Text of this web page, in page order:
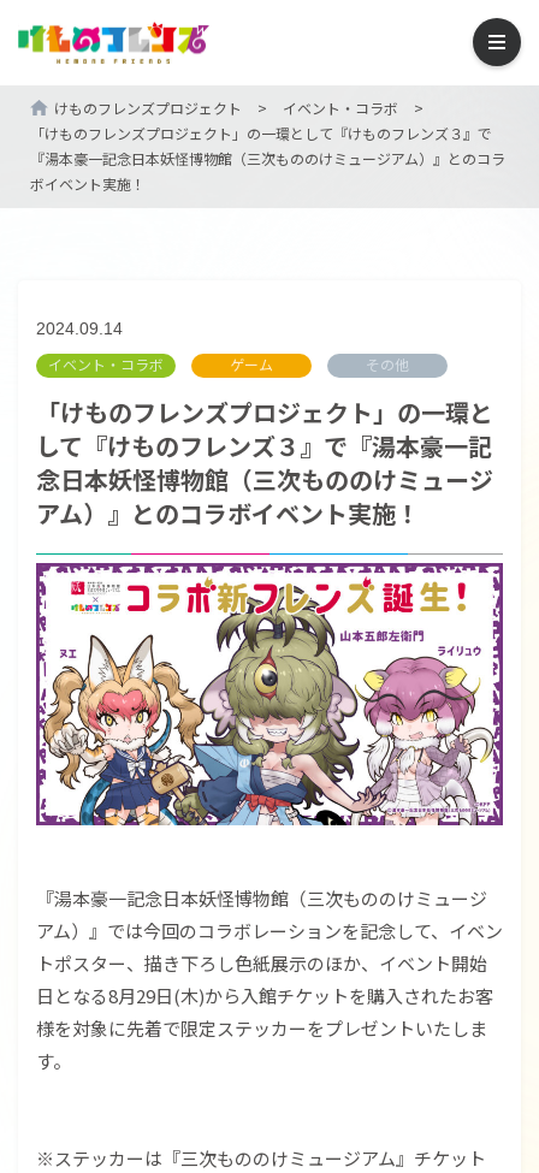
けものフレンズプロジェクト > イベント・コラボ
>
「けものフレンズプロジェクト」の一環として『けものフレンズ３』で
『湯本豪一記念日本妖怪博物館（三次もののけミュージアム）』とのコラ
ボイベント実施！
2024.09.14
イベント・コラボ ゲーム その他
「けものフレンズプロジェクト」の一環と
して『けものフレンズ３』で『湯本豪一記
念日本妖怪博物館（三次もののけミュージ
アム）』とのコラボイベント実施！
『湯本豪一記念日本妖怪博物館（三次もののけミュージ
アム）』では今回のコラボレーションを記念して、イベン
トポスター、描き下ろし色紙展示のほか、イベント開始
日となる8月29日(木)から入館チケットを購入されたお客
様を対象に先着で限定ステッカーをプレゼントいたしま
す。
※ステッカーは『三次もののけミュージアム』チケット